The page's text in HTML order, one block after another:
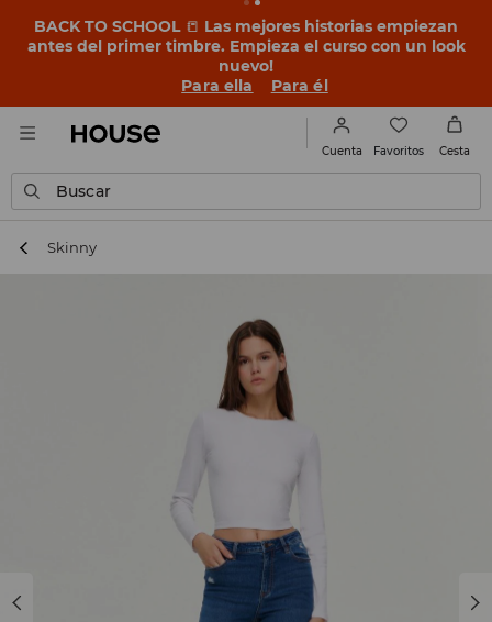
BACK TO SCHOOL 📒 Las mejores historias empiezan
antes del primer timbre. Empieza el curso con un look
nuevo!
Para ella
Para él
Cuenta Favoritos Cesta
Buscar
Skinny